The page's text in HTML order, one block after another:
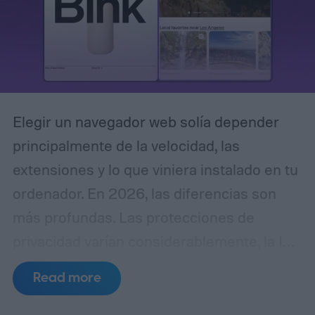
Elegir un navegador web solía depender
principalmente de la velocidad, las
extensiones y lo que viniera instalado en tu
ordenador. En 2026, las diferencias son
se está filtrando en el propio navegador, y
cosas como la gestión de pestañas y la
Read more